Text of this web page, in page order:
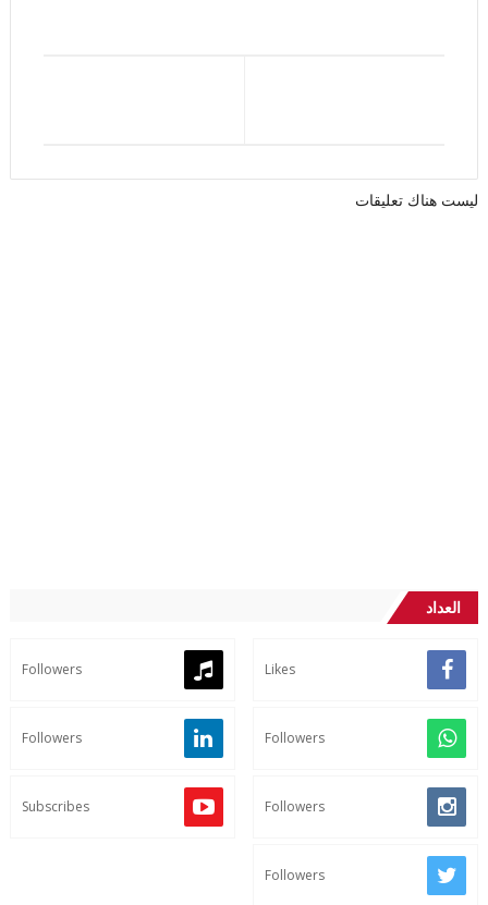
ليست هناك تعليقات
العداد
Likes
Followers
Followers
Followers
Followers
Subscribes
Followers